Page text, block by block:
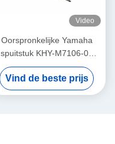
Video
Oorspronkelijke Yamaha
spuitstuk KHY-M7106-00
voor YS12 / YS24 / YG12F
SMT Pick and Place
Machine
Vind de beste prijs